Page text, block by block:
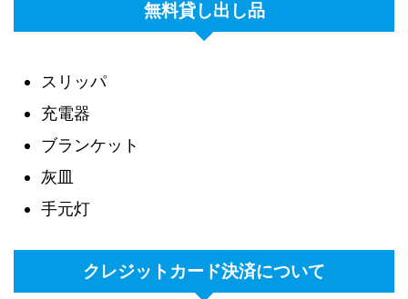
無料貸し出し品
スリッパ
充電器
ブランケット
灰皿
手元灯
クレジットカード決済について